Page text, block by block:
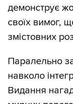
демонструє
своїх вимог,
змістовних
Паралельно
навколо
Видання